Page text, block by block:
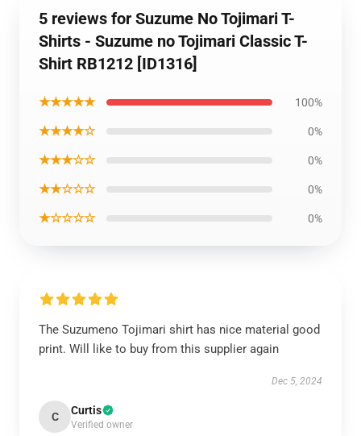
5 reviews for Suzume No Tojimari T-
Shirts - Suzume no Tojimari Classic T-
Shirt RB1212 [ID1316]
★★★★★ 100%
★★★★☆ 0%
★★★☆☆ 0%
★★☆☆☆ 0%
★☆☆☆☆ 0%
The Suzumeno Tojimari shirt has nice material good
print. Will like to buy from this supplier again
Dec 5, 2024
C Curtis
Verified owner